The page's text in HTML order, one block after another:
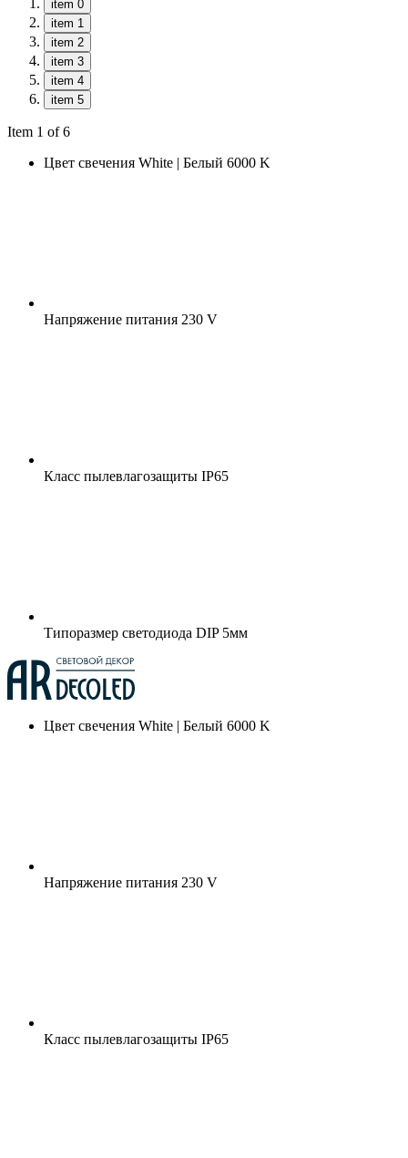
item 0
item 1
item 2
item 3
item 4
item 5
Item 1 of 6
Цвет свечения White | Белый 6000 K
Напряжение питания 230 V
Класс пылевлагозащиты IP65
Типоразмер светодиода DIP 5мм
Цвет свечения White | Белый 6000 K
Напряжение питания 230 V
Класс пылевлагозащиты IP65